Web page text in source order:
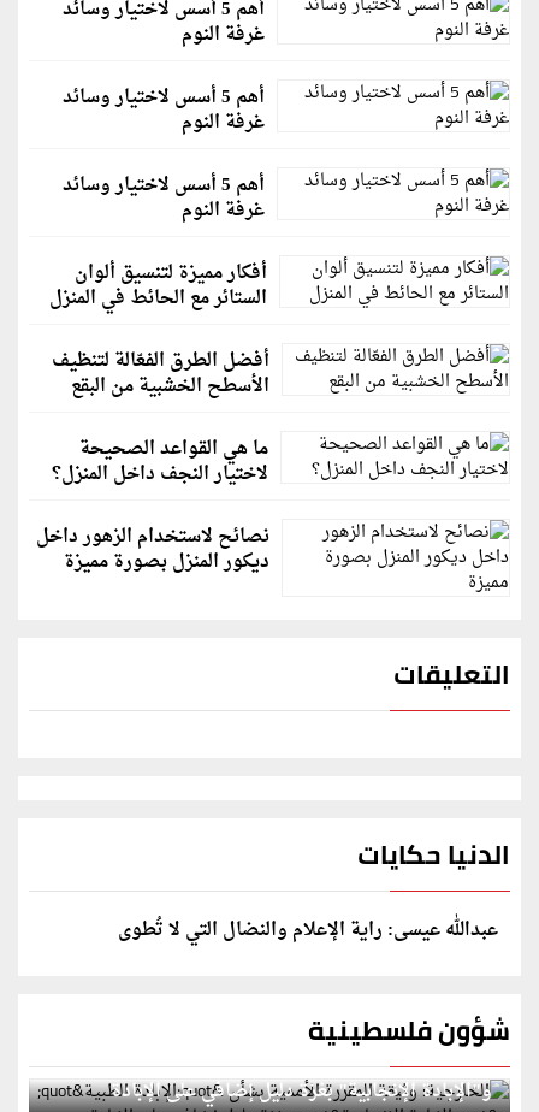
أهم 5 أسس لاختيار وسائد
غرفة النوم
أهم 5 أسس لاختيار وسائد
غرفة النوم
أهم 5 أسس لاختيار وسائد
غرفة النوم
أفكار مميزة لتنسيق ألوان
الستائر مع الحائط في المنزل
أفضل الطرق الفعّالة لتنظيف
الأسطح الخشبية من البقع
ما هي القواعد الصحيحة
لاختيار النجف داخل المنزل؟
نصائح لاستخدام الزهور داخل
ديكور المنزل بصورة مميزة
التعليقات
الدنيا حكايات
عبدالله عيسى: راية الإعلام والنضال التي لا تُطوى
شؤون فلسطينية
الخارجية: وثيقة المقررة الأممية بشأن "الإبادة الطبية"
و"الإبادة الإنجابية" بغزة دليل إضافي على الإبادة